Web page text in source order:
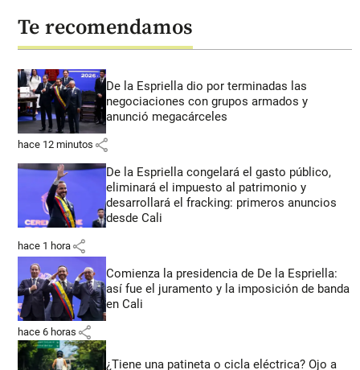
Te recomendamos
De la Espriella dio por terminadas las
negociaciones con grupos armados y
anunció megacárceles
hace 12 minutos share
De la Espriella congelará el gasto público,
eliminará el impuesto al patrimonio y
desarrollará el fracking: primeros anuncios
desde Cali
hace 1 hora share
Comienza la presidencia de De la Espriella:
así fue el juramento y la imposición de banda
en Cali
hace 6 horas share
¿Tiene una patineta o cicla eléctrica? Ojo a